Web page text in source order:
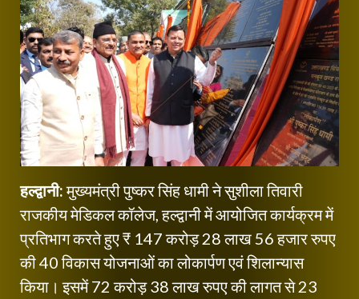
हल्द्वानी:मुख्यमंत्री पुष्कर सिंह धामी ने सुशीला तिवारी
राजकीय मेडिकल कॉलेज, हल्द्वानी में आयोजित कार्यक्रम में
प्रतिभाग करते हुए ₹ 147 करोड़ 28 लाख 56 हजार रुपए
की 40 विकास योजनाओं का लोकार्पण एवं शिलान्यास
किया। इसमें 72 करोड़ 38 लाख रुपए की लागत से 23